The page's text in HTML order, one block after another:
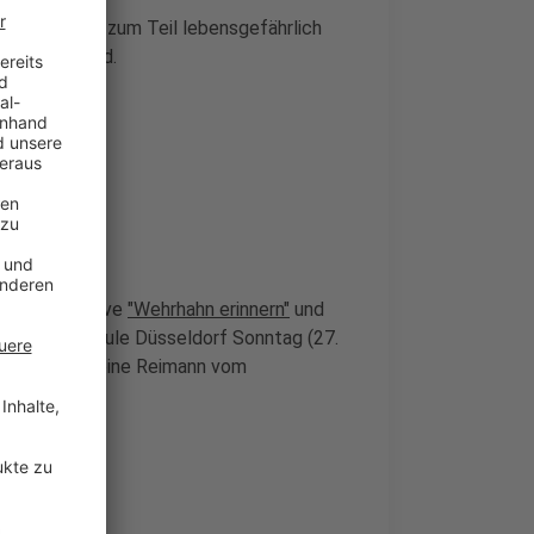
Menschen zum Teil lebensgefährlich
Kind.
die Initiative "Wehrhahn erinnern" und
Hochschule Düsseldorf Sonntag (27.
Dazu Sabine Reimann vom